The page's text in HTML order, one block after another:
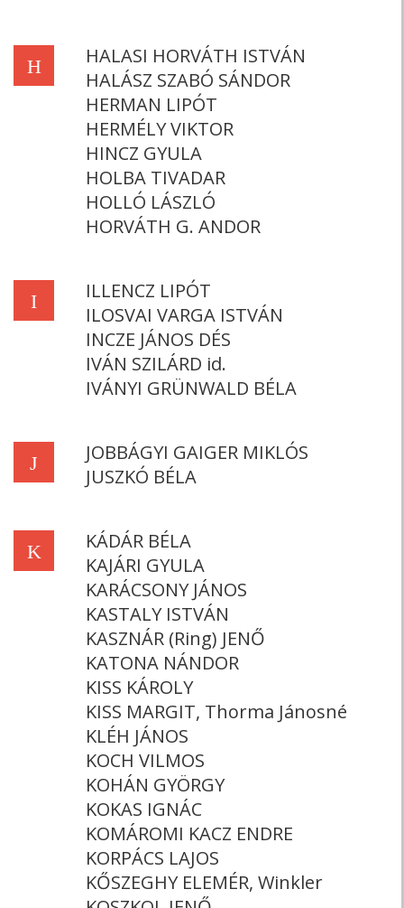
H
HALASI HORVÁTH ISTVÁN
HALÁSZ SZABÓ SÁNDOR
HERMAN LIPÓT
HERMÉLY VIKTOR
HINCZ GYULA
HOLBA TIVADAR
HOLLÓ LÁSZLÓ
HORVÁTH G. ANDOR
I
ILLENCZ LIPÓT
ILOSVAI VARGA ISTVÁN
INCZE JÁNOS DÉS
IVÁN SZILÁRD id.
IVÁNYI GRÜNWALD BÉLA
J
JOBBÁGYI GAIGER MIKLÓS
JUSZKÓ BÉLA
K
KÁDÁR BÉLA
KAJÁRI GYULA
KARÁCSONY JÁNOS
KASTALY ISTVÁN
KASZNÁR (Ring) JENŐ
KATONA NÁNDOR
KISS KÁROLY
KISS MARGIT, Thorma Jánosné
KLÉH JÁNOS
KOCH VILMOS
KOHÁN GYÖRGY
KOKAS IGNÁC
KOMÁROMI KACZ ENDRE
KORPÁCS LAJOS
KŐSZEGHY ELEMÉR, Winkler